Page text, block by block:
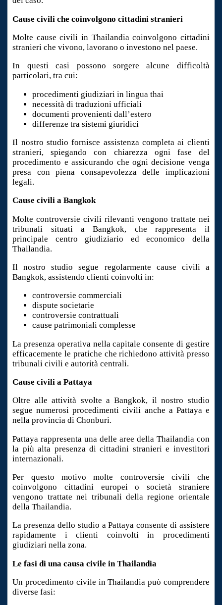
Cause civili che coinvolgono cittadini stranieri
Molte cause civili in Thailandia coinvolgono cittadini
stranieri che vivono, lavorano o investono nel paese.
In questi casi possono sorgere alcune difficoltà
particolari, tra cui:
procedimenti giudiziari in lingua thai
necessità di traduzioni ufficiali
documenti provenienti dall’estero
differenze tra sistemi giuridici
Il nostro studio fornisce assistenza completa ai clienti
stranieri, spiegando con chiarezza ogni fase del
procedimento e assicurando che ogni decisione venga
presa con piena consapevolezza delle implicazioni
legali.
Cause civili a Bangkok
Molte controversie civili rilevanti vengono trattate nei
tribunali situati a Bangkok, che rappresenta il
principale centro giudiziario ed economico della
Thailandia.
Il nostro studio segue regolarmente cause civili a
Bangkok, assistendo clienti coinvolti in:
controversie commerciali
dispute societarie
controversie contrattuali
cause patrimoniali complesse
La presenza operativa nella capitale consente di gestire
efficacemente le pratiche che richiedono attività presso
tribunali civili e autorità centrali.
Cause civili a Pattaya
Oltre alle attività svolte a Bangkok, il nostro studio
segue numerosi procedimenti civili anche a Pattaya e
nella provincia di Chonburi.
Pattaya rappresenta una delle aree della Thailandia con
la più alta presenza di cittadini stranieri e investitori
internazionali.
Per questo motivo molte controversie civili che
coinvolgono cittadini europei o società straniere
vengono trattate nei tribunali della regione orientale
della Thailandia.
La presenza dello studio a Pattaya consente di assistere
rapidamente i clienti coinvolti in procedimenti
giudiziari nella zona.
Le fasi di una causa civile in Thailandia
Un procedimento civile in Thailandia può comprendere
diverse fasi: